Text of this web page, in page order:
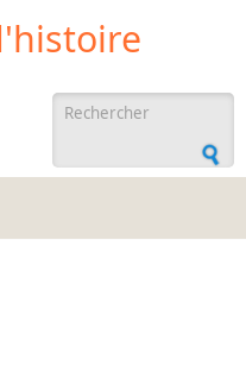
recherche